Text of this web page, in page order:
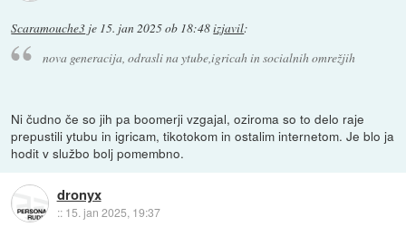
Scaramouche3 je 15. jan 2025 ob 18:48izjavil:
nova generacija, odrasli na ytube,igricah in socialnih omrežjih
Ni čudno če so jih pa boomerji vzgajal, oziroma so to delo raje
prepustili ytubu in igricam, tikotokom in ostalim internetom. Je blo ja
hodit v službo bolj pomembno.
dronyx
:: 15. jan 2025, 19:37